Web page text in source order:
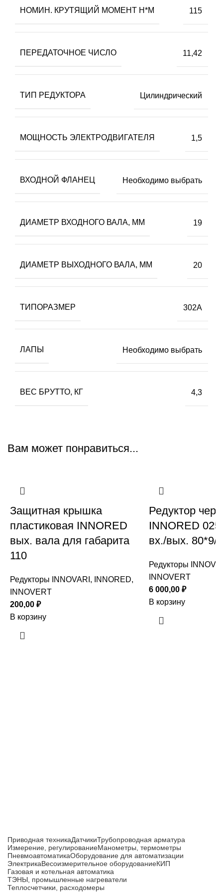
НОМИН. КРУТЯЩИЙ МОМЕНТ Н*М 115
ПЕРЕДАТОЧНОЕ ЧИСЛО 11,42
ТИП РЕДУКТОРА Цилиндрический
МОЩНОСТЬ ЭЛЕКТРОДВИГАТЕЛЯ 1,5
ВХОДНОЙ ФЛАНЕЦ Необходимо выбрать
ДИАМЕТР ВХОДНОГО ВАЛА, ММ 19
ДИАМЕТР ВЫХОДНОГО ВАЛА, ММ 20
ТИПОРАЗМЕР 302A
ЛАПЫ Необходимо выбрать
ВЕС БPУТТО, КГ 4,3
Вам может понравиться...
Защитная крышка
пластиковая INNORED
вых. вала для габарита
110
Редукторы INNOVARI, INNORED,
INNOVERT
200,00 ₽
В корзину
Редуктор
INNORED
вх./вых. 80*9/
Редукторы
INNOVERT
6 000,00 ₽
В корзину
Приводная техникаДатчикиТрубопроводная арматура
Измерение, регулированиеМанометры, термометры
ПневмоавтоматикаОборудование для автоматизации
ЭлектрикаВесоизмерительное оборудованиеКИП
Газовая и котельная автоматика
ТЭНЫ, промышленные нагреватели
Теплосчетчики, расходомеры